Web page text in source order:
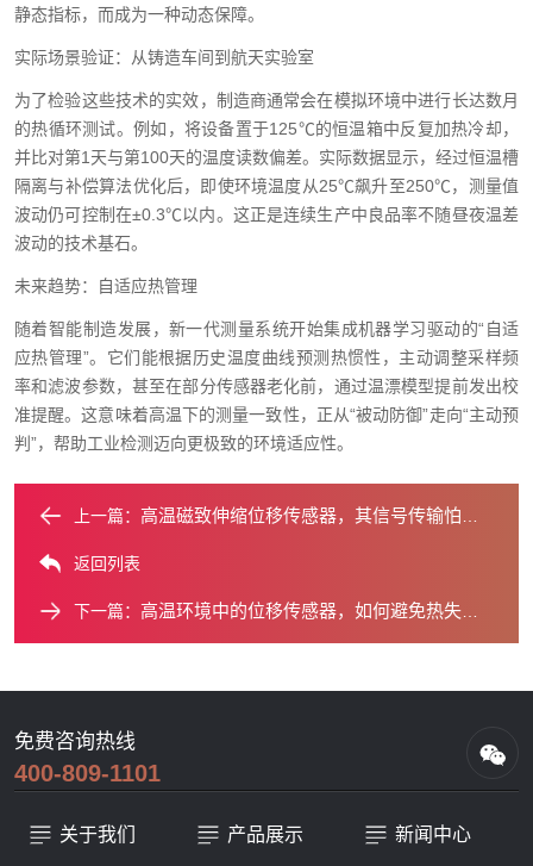
静态指标，而成为一种动态保障。
实际场景验证：从铸造车间到航天实验室
为了检验这些技术的实效，制造商通常会在模拟环境中进行长达数月
的热循环测试。例如，将设备置于125℃的恒温箱中反复加热冷却，
并比对第1天与第100天的温度读数偏差。实际数据显示，经过恒温槽
隔离与补偿算法优化后，即使环境温度从25℃飙升至250℃，测量值
波动仍可控制在±0.3℃以内。这正是连续生产中良品率不随昼夜温差
波动的技术基石。
未来趋势：自适应热管理
随着智能制造发展，新一代测量系统开始集成机器学习驱动的“自适
应热管理”。它们能根据历史温度曲线预测热惯性，主动调整采样频
率和滤波参数，甚至在部分传感器老化前，通过温漂模型提前发出校
准提醒。这意味着高温下的测量一致性，正从“被动防御”走向“主动预
判”，帮助工业检测迈向更极致的环境适应性。
上一篇： 高温磁致伸缩位移传感器，其信号传输怕热吗？
返回列表
下一篇： 高温环境中的位移传感器，如何避免热失效？
免费咨询热线
400-809-1101
关于我们 产品展示 新闻中心